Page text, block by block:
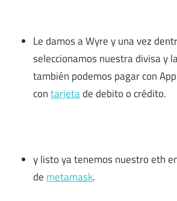
Le damos a Wyre y una vez
seleccionamos nuestra divisa y
también podemos pagar con
contarjetade debito o crédito.
y listo ya tenemos nuestro eth
de metamask.